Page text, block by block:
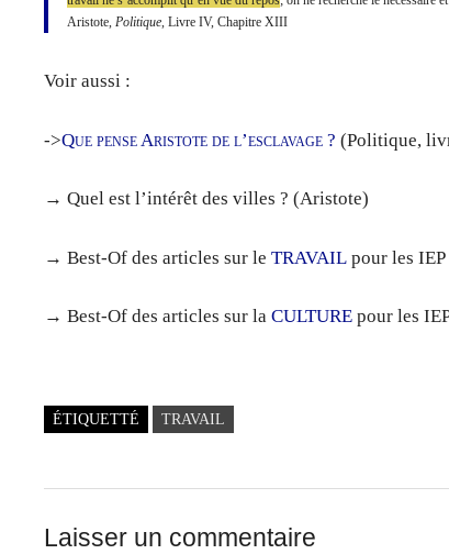
Aristote,Politique, Livre IV, Chapitre XIII
Voir aussi :
->Que pense Aristote de l’esclavage ? (Politique,
→ Quel est l’intérêt des villes ? (Aristote)
→ Best-Of des articles sur leTRAVAIL pour les IEP
→ Best-Of des articles sur laCULTURE pour les
ÉTIQUETTÉ TRAVAIL
Laisser un commentaire